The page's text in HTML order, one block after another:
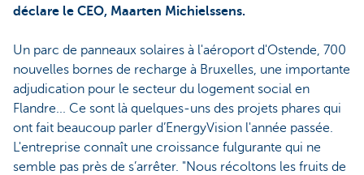
déclare le CEO, Maarten Michielssens.
Un parc de panneaux solaires à l'aéroport d'Ostende, 700
nouvelles bornes de recharge à Bruxelles, une importante
adjudication pour le secteur du logement social en
Flandre... Ce sont là quelques-uns des projets phares qui
ont fait beaucoup parler d’EnergyVision l'année passée.
L'entreprise connaît une croissance fulgurante qui ne
semble pas près de s’arrêter. "Nous récoltons les fruits de